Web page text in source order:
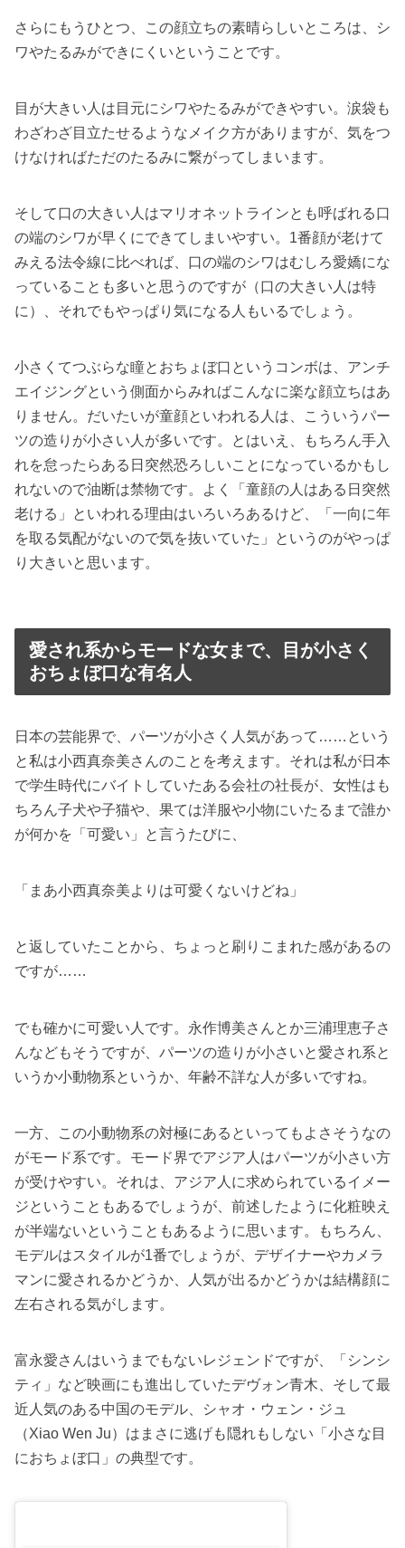
さらにもうひとつ、この顔立ちの素晴らしいところは、シ
ワやたるみができにくいということです。
目が大きい人は目元にシワやたるみができやすい。涙袋も
わざわざ目立たせるようなメイク方がありますが、気をつ
けなければただのたるみに繋がってしまいます。
そして口の大きい人はマリオネットラインとも呼ばれる口
の端のシワが早くにできてしまいやすい。1番顔が老けて
みえる法令線に比べれば、口の端のシワはむしろ愛嬌にな
っていることも多いと思うのですが（口の大きい人は特
に）、それでもやっぱり気になる人もいるでしょう。
小さくてつぶらな瞳とおちょぼ口というコンボは、アンチ
エイジングという側面からみればこんなに楽な顔立ちはあ
りません。だいたいが童顔といわれる人は、こういうパー
ツの造りが小さい人が多いです。とはいえ、もちろん手入
れを怠ったらある日突然恐ろしいことになっているかもし
れないので油断は禁物です。よく「童顔の人はある日突然
老ける」といわれる理由はいろいろあるけど、「一向に年
を取る気配がないので気を抜いていた」というのがやっぱ
り大きいと思います。
愛され系からモードな女まで、目が小さく
おちょぼ口な有名人
日本の芸能界で、パーツが小さく人気があって……という
と私は小西真奈美さんのことを考えます。それは私が日本
で学生時代にバイトしていたある会社の社長が、女性はも
ちろん子犬や子猫や、果ては洋服や小物にいたるまで誰か
が何かを「可愛い」と言うたびに、
「まあ小西真奈美よりは可愛くないけどね」
と返していたことから、ちょっと刷りこまれた感があるの
ですが……
でも確かに可愛い人です。永作博美さんとか三浦理恵子さ
んなどもそうですが、パーツの造りが小さいと愛され系と
いうか小動物系というか、年齢不詳な人が多いですね。
一方、この小動物系の対極にあるといってもよさそうなの
がモード系です。モード界でアジア人はパーツが小さい方
が受けやすい。それは、アジア人に求められているイメー
ジということもあるでしょうが、前述したように化粧映え
が半端ないということもあるように思います。もちろん、
モデルはスタイルが1番でしょうが、デザイナーやカメラ
マンに愛されるかどうか、人気が出るかどうかは結構顔に
左右される気がします。
富永愛さんはいうまでもないレジェンドですが、「シンシ
ティ」など映画にも進出していたデヴォン青木、そして最
近人気のある中国のモデル、シャオ・ウェン・ジュ
（Xiao Wen Ju）はまさに逃げも隠れもしない「小さな目
におちょぼ口」の典型です。